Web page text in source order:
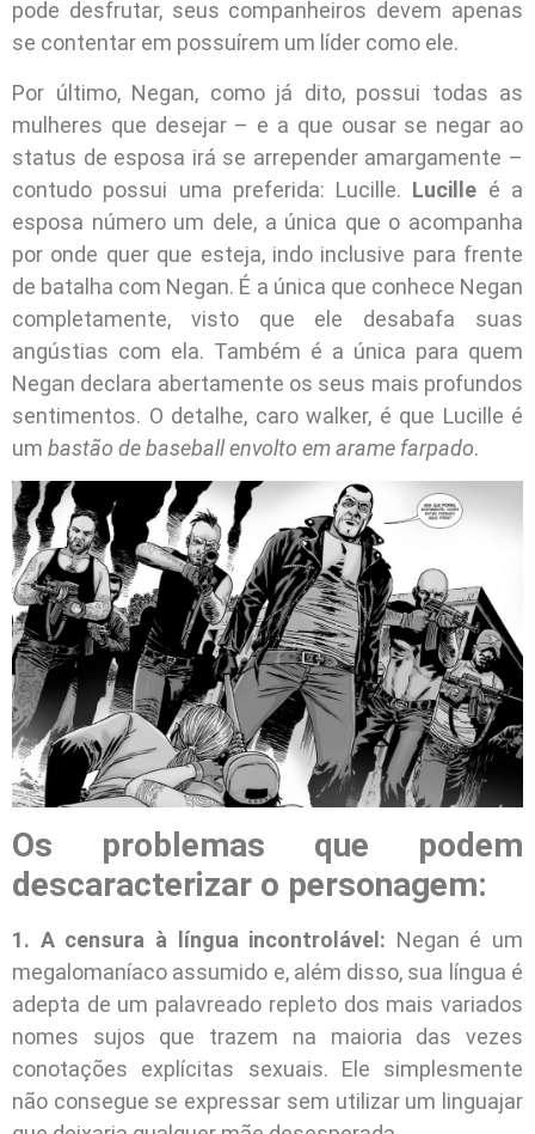
pode desfrutar, seus companheiros devem apenas
se contentar em possuírem um líder como ele.
Por último, Negan, como já dito, possui todas as
mulheres que desejar – e a que ousar se negar ao
status de esposa irá se arrepender amargamente –
contudo possui uma preferida: Lucille. Lucille é a
esposa número um dele, a única que o acompanha
por onde quer que esteja, indo inclusive para frente
de batalha com Negan. É a única que conhece Negan
completamente, visto que ele desabafa suas
angústias com ela. Também é a única para quem
Negan declara abertamente os seus mais profundos
sentimentos. O detalhe, caro walker, é que Lucille é
um bastão de baseball envolto em arame farpado.
Os problemas que podem
descaracterizar o personagem:
1. A censura à língua incontrolável: Negan é um
megalomaníaco assumido e, além disso, sua língua é
adepta de um palavreado repleto dos mais variados
nomes sujos que trazem na maioria das vezes
conotações explícitas sexuais. Ele simplesmente
não consegue se expressar sem utilizar um linguajar